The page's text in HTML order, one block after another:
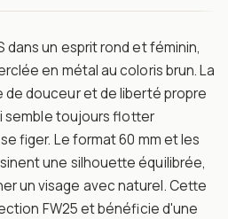
dans un esprit rond et féminin,
en métal au coloris brun. La
douceur et de liberté propre
semble toujours flotter
figer. Le format 60 mm et les
une silhouette équilibrée,
un visage avec naturel. Cette
FW25 et bénéficie d'une